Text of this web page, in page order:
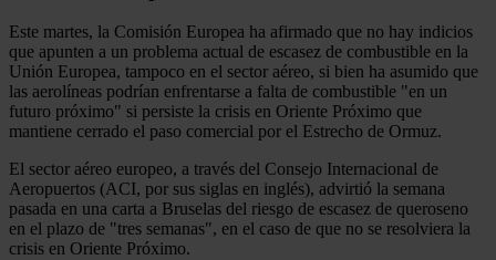
Este martes, la Comisión Europea ha afirmado que no hay indicios
que apunten a un problema actual de escasez de combustible en la
Unión Europea, tampoco en el sector aéreo, si bien ha asumido que
las aerolíneas podrían enfrentarse a falta de combustible "en un
futuro próximo" si persiste la crisis en Oriente Próximo que
mantiene cerrado el paso comercial por el Estrecho de Ormuz.
El sector aéreo europeo, a través del Consejo Internacional de
Aeropuertos (ACI, por sus siglas en inglés), advirtió la semana
pasada en una carta a Bruselas del riesgo de escasez de queroseno
en el plazo de "tres semanas", en el caso de que no se resolviera la
crisis en Oriente Próximo.